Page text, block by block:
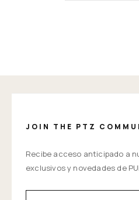
JOIN THE PTZ
Recibe acceso anticipado a
exclusivos y novedades de